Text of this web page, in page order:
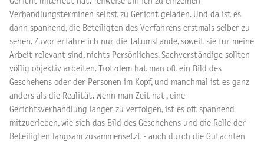
Verhandlungsterminen selbst zu Gericht geladen. Und da ist es
dann spannend, die Beteiligten des Verfahrens erstmals selber zu
sehen. Zuvor erfahre ich nur die Tatumstände, soweit sie für meine
Arbeit relevant sind, nichts Persönliches. Sachverständige sollten
völlig objektiv arbeiten. Trotzdem hat man oft ein Bild des
Geschehens oder der Personen im Kopf, und manchmal ist es ganz
anders als die Realität. Wenn man Zeit hat , eine
Gerichtsverhandlung länger zu verfolgen, ist es oft spannend
mitzuerleben, wie sich das Bild des Geschehens und die Rolle der
Beteiligten langsam zusammensetzt - auch durch die Gutachten